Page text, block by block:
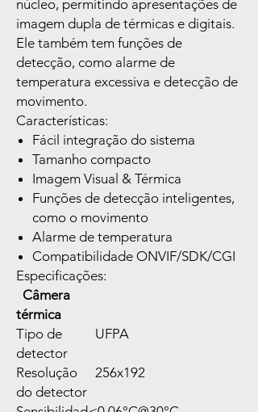
núcleo, permitindo apresentações de
imagem dupla de térmicas e digitais.
Ele também tem funções de
detecção, como alarme de
temperatura excessiva e detecção de
movimento.
Características:
Fácil integração do sistema
Tamanho compacto
Imagem Visual & Térmica
Funções de detecção inteligentes,
como o movimento
Alarme de temperatura
Compatibilidade ONVIF/SDK/CGI
Especificações:
Câmera
térmica
Tipo de
detector
UFPA
Resolução
do detector
256x192